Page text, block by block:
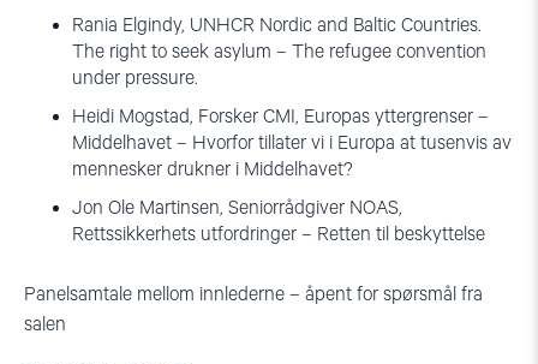
Rania Elgindy, UNHCR Nordic and Baltic Countries.
The right to seek asylum – The refugee convention
under pressure.
Heidi Mogstad, Forsker CMI, Europas yttergrenser –
Middelhavet – Hvorfor tillater vi i Europa at tusenvis av
mennesker drukner i Middelhavet?
Jon Ole Martinsen, Seniorrådgiver NOAS,
Rettssikkerhets utfordringer – Retten til beskyttelse
Panelsamtale mellom innlederne – åpent for spørsmål fra
salen